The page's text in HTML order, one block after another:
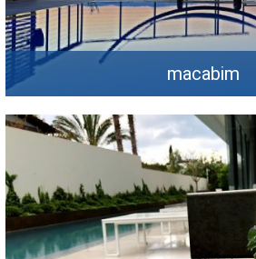
macabim